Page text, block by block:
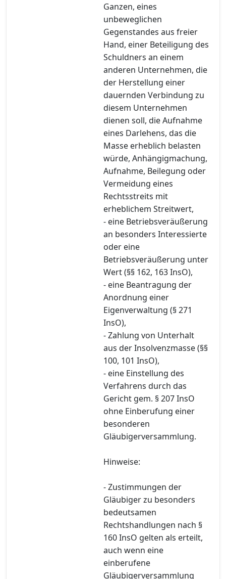
Ganzen, eines
unbeweglichen
Gegenstandes aus freier
Hand, einer Beteiligung des
Schuldners an einem
anderen Unternehmen, die
der Herstellung einer
dauernden Verbindung zu
diesem Unternehmen
dienen soll, die Aufnahme
eines Darlehens, das die
Masse erheblich belasten
würde, Anhängigmachung,
Aufnahme, Beilegung oder
Vermeidung eines
Rechtsstreits mit
erheblichem Streitwert,
- eine Betriebsveräußerung
an besonders Interessierte
oder eine
Betriebsveräußerung unter
Wert (§§ 162, 163 InsO),
- eine Beantragung der
Anordnung einer
Eigenverwaltung (§ 271
InsO),
- Zahlung von Unterhalt
aus der Insolvenzmasse (§§
100, 101 InsO),
- eine Einstellung des
Verfahrens durch das
Gericht gem. § 207 InsO
ohne Einberufung einer
besonderen
Gläubigerversammlung.
Hinweise:
- Zustimmungen der
Gläubiger zu besonders
bedeutsamen
Rechtshandlungen nach §
160 InsO gelten als erteilt,
auch wenn eine
einberufene
Gläubigerversammlung